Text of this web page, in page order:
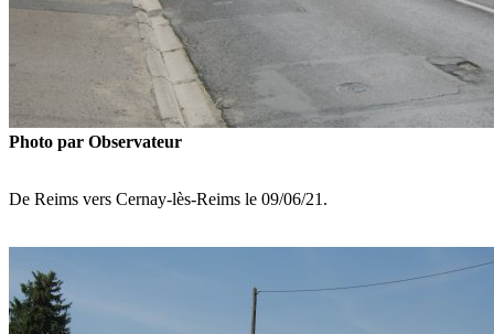
Photo par Observateur
De Reims vers Cernay-lès-Reims le 09/06/21.